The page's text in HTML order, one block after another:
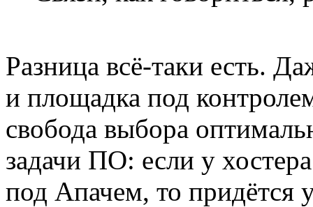
Разница всё-таки есть.
и площадка под
свобода выбора
задачи ПО: если у
под Апачем, то придётся